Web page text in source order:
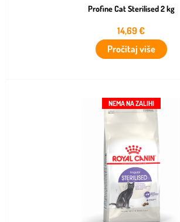
Profine Cat Sterilised 2 kg
14,69€
Pročitaj više
NEMA NA ZALIHI